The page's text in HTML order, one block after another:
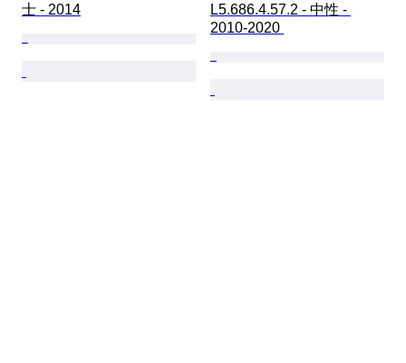
士 - 2014
L5.686.4.57.2 - 中性 -
2010-2020